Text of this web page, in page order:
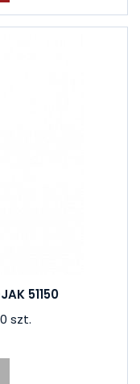
51150
szt.